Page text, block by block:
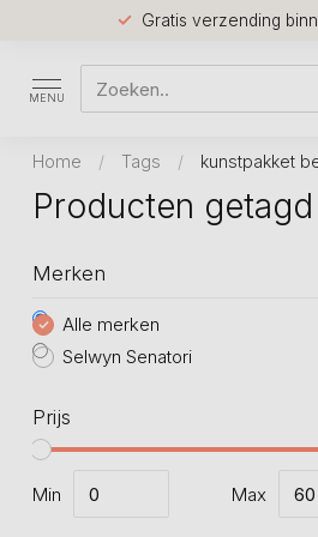
Gratis verzending
MENU
Home / Tags / kunstpakket
Producten
Merken
Alle merken
Selwyn Senatori
Prijs
Min Max